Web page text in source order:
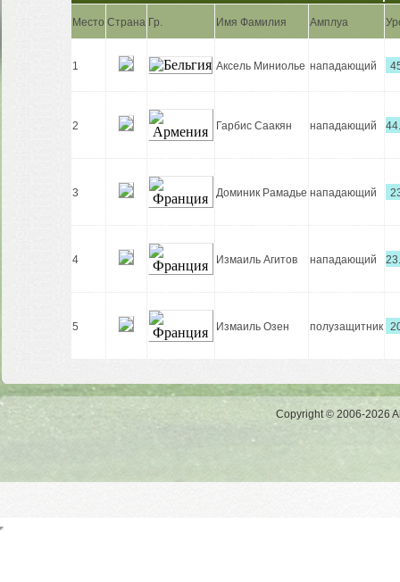
Место Страна Гр. Имя Фамилия Амплуа
1 Аксель Миниолье нападающий
2 Гарбис Саакян нападающий
3 Доминик Рамадье нападающий
4 Измаиль Агитов нападающий
5 Измаиль Озен полузащитник
Copyright © 2006-2026